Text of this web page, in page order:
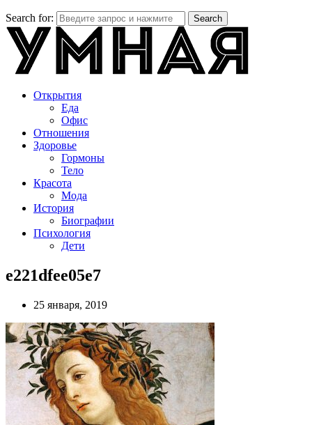
Search for: Search
Открытия
Еда
Офис
Отношения
Здоровье
Гормоны
Тело
Красота
Мода
История
Биографии
Психология
Дети
e221dfee05e7
25 января, 2019